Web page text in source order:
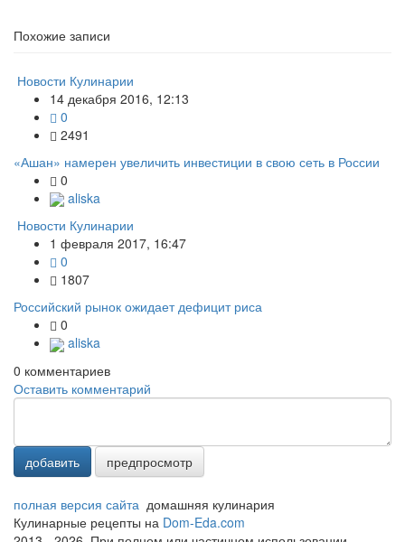
Похожие записи
Новости Кулинарии
14 декабря 2016, 12:13
0
2491
«Ашан» намерен увеличить инвестиции в свою сеть в России
0
aliska
Новости Кулинарии
1 февраля 2017, 16:47
0
1807
Российский рынок ожидает дефицит риса
0
aliska
0 комментариев
Оставить комментарий
добавить предпросмотр
полная версия сайта домашняя кулинария
Кулинарные рецепты на Dom-Eda.com